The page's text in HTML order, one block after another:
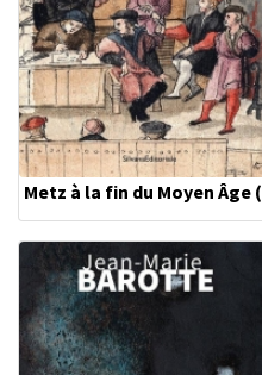
Metz à la fin du Moyen Âge